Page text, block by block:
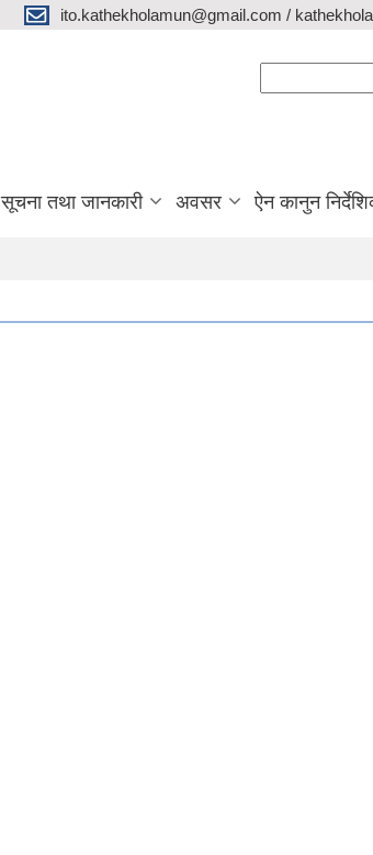
ito.kathekholamun@gmail.com /
सूचना तथा जानकारी अवसर ऐन कानुन